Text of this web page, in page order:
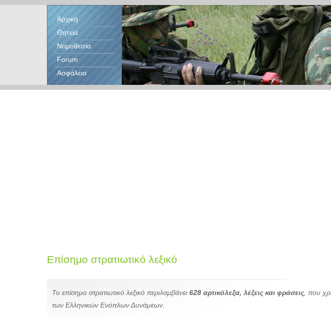
Αρχική
Θητεία
Νομοθεσία
Forum
Ασφάλεια
Επίσημο στρατιωτικό λεξικό
Το επίσημο στρατιωτικό λεξικό περιλαμβάνει628 αρτικόλεξα, λέξεις και φράσεις , που
των Ελληνικών Ενόπλων Δυνάμεων.